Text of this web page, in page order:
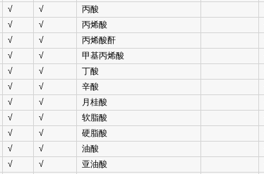
√ √ 丙酸
√ √ 丙烯酸
√ √ 丙烯酸酐
√ √ 甲基丙烯酸
√ √ 丁酸
√ √ 辛酸
√ √ 月桂酸
√ √ 软脂酸
√ √ 硬脂酸
√ √ 油酸
√ √ 亚油酸